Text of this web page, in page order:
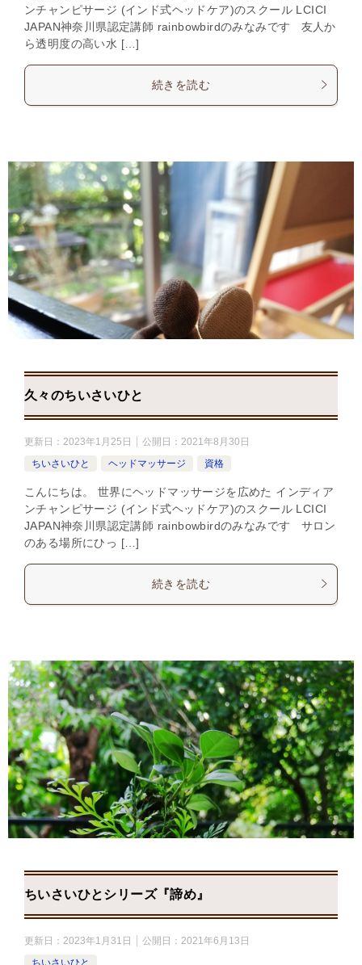
ンチャンピサージ (インド式ヘッドケア)のスクール LCICI
JAPAN神奈川県認定講師 rainbowbirdのみなみです 友人か
ら透明度の高い水 […]
続きを読む
久々のちいさいひと
更新日： 2023年1月25日 公開日： 2021年8月30日
ちいさいひと
ヘッドマッサージ 資格
こんにちは。 世界にヘッドマッサージを広めた インディア
ンチャンピサージ (インド式ヘッドケア)のスクール LCICI
JAPAN神奈川県認定講師 rainbowbirdのみなみです サロン
のある場所にひっ […]
続きを読む
ちいさいひとシリーズ『諦め』
更新日： 2023年1月31日 公開日： 2021年6月13日
ちいさいひと